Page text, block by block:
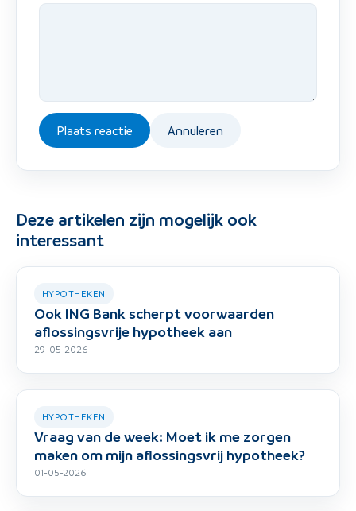
Plaats reactie Annuleren
Deze artikelen zijn mogelijk ook
interessant
HYPOTHEKEN
Ook ING Bank scherpt voorwaarden
aflossingsvrije hypotheek aan
29-05-2026
HYPOTHEKEN
Vraag van de week: Moet ik me zorgen
maken om mijn aflossingsvrij hypotheek?
01-05-2026